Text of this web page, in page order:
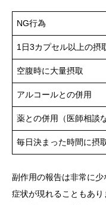
NG行為
1日3カプセル以上の摂
空腹時に大量摂取
アルコールとの併用
薬との併用（医師相談
毎日決まった時間に摂
副作用の報告は非常に
症状が現れることもあり